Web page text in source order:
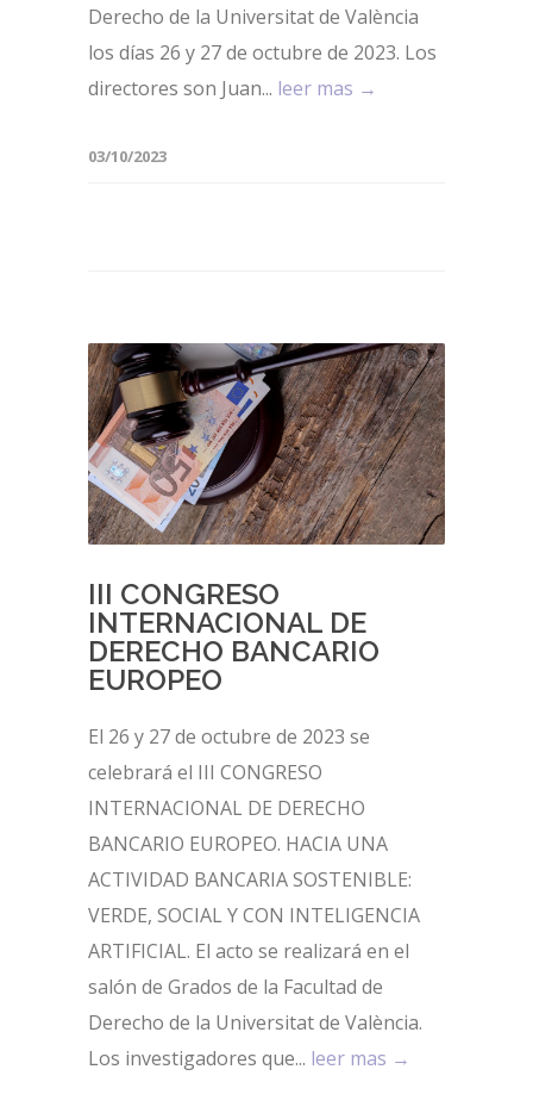
Derecho de la Universitat de València
los días 26 y 27 de octubre de 2023. Los
directores son Juan... leer mas →
03/10/2023
III CONGRESO
INTERNACIONAL DE
DERECHO BANCARIO
EUROPEO
El 26 y 27 de octubre de 2023 se
celebrará el III CONGRESO
INTERNACIONAL DE DERECHO
BANCARIO EUROPEO. HACIA UNA
ACTIVIDAD BANCARIA SOSTENIBLE:
VERDE, SOCIAL Y CON INTELIGENCIA
ARTIFICIAL. El acto se realizará en el
salón de Grados de la Facultad de
Derecho de la Universitat de València.
Los investigadores que... leer mas →